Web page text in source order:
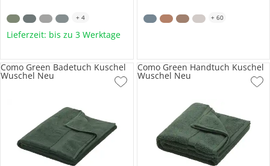
+ 4
Lieferzeit: bis zu 3 Werktage
+ 60
Como Green Badetuch Kuschel
Wuschel Neu
Como Green Handtuch Kuschel
Wuschel Neu